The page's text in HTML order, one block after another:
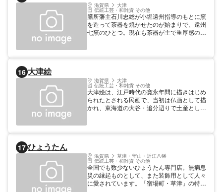
滋賀県 大津
伝統工芸・和雑貨 その他
膳所藩主石川忠総が小堀遠州指導のもとに窯
を造って茶器を焼かせたのが始まりで、遠州
七窯のひとつ。現在も茶器が主で重厚感のあ
16 大津絵
滋賀県 大津
伝統工芸・和雑貨 その他
大津絵は、江戸時代の寛永年間に描きはじめ
られたとされる民画で、当初は仏画として描
かれ、東海道の大谷・追分辺りで土産として
17 ひょうたん
滋賀県 草津・守山・近江八幡
伝統工芸・和雑貨 その他
全国でも数少ないひょうたん専門店。無病息
災の縁起ものとして、また装飾用として人々
に愛されています。「宿場町・草津」の特産